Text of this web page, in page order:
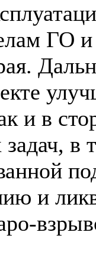
ГО
и в
в
и